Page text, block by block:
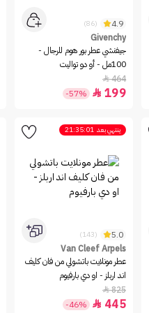
4.9
(86)
Givenchy
جيفنشي عطر بور هوم للرجال -
100مل - أو دو تواليت
464

199

-57%
ينتهي بعد 21:35:01
5.0
(143)
Van Cleef Arpels
عطر مونلايت باتشولي من فان كليف
اند اربلز - او دي بارفيوم
825

445

-46%